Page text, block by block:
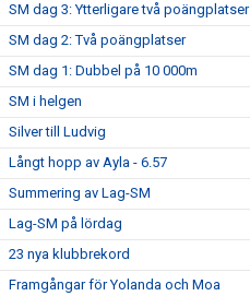
SM dag 3: Ytterligare två poängplatser
SM dag 2: Två poängplatser
SM dag 1: Dubbel på 10 000m
SM i helgen
Silver till Ludvig
Långt hopp av Ayla - 6.57
Summering av Lag-SM
Lag-SM på lördag
23 nya klubbrekord
Framgångar för Yolanda och Moa